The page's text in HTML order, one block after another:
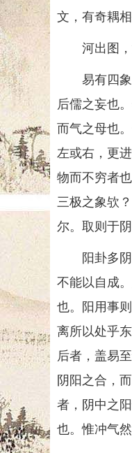
文，有奇耦
河出图，
易有四象，
后儒之妄也
而气之母也
左或右，更
物而不穷者
三极之象欤
尔。取则于
阳卦多阴
不能以自成
也。阳用事
离所以处乎
后者，盖易
阴阳之合，
者，阴中之
也。惟冲气